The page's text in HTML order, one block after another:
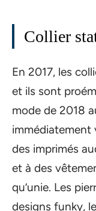
Collier
En 2017, les
et ils sont
mode de 2018
immédiatement
des imprimés
et à des
qu’unie. Les
designs funky,